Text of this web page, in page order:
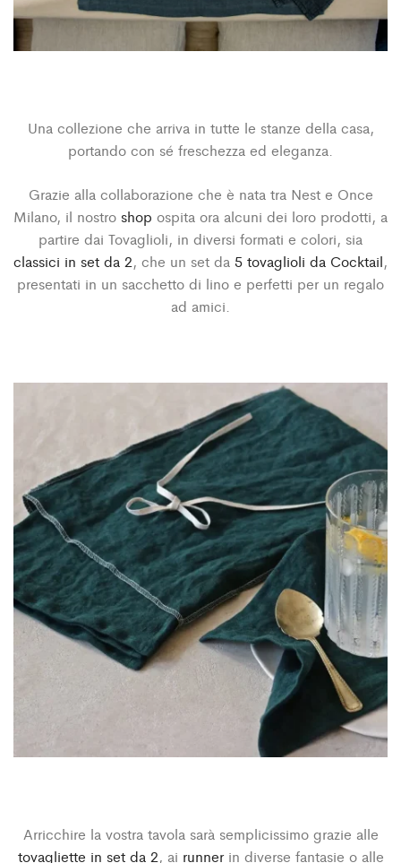
Una collezione che arriva in tutte le stanze della casa,
portando con sé freschezza ed eleganza.
Grazie alla collaborazione che è nata tra Nest e Once
Milano, il nostro shop ospita ora alcuni dei loro prodotti, a
partire dai Tovaglioli, in diversi formati e colori, sia
classici in set da 2, che un set da 5 tovaglioli da Cocktail,
presentati in un sacchetto di lino e perfetti per un regalo
ad amici.
Arricchire la vostra tavola sarà semplicissimo grazie alle
tovagliette in set da 2, ai runnerin diverse fantasie o alle